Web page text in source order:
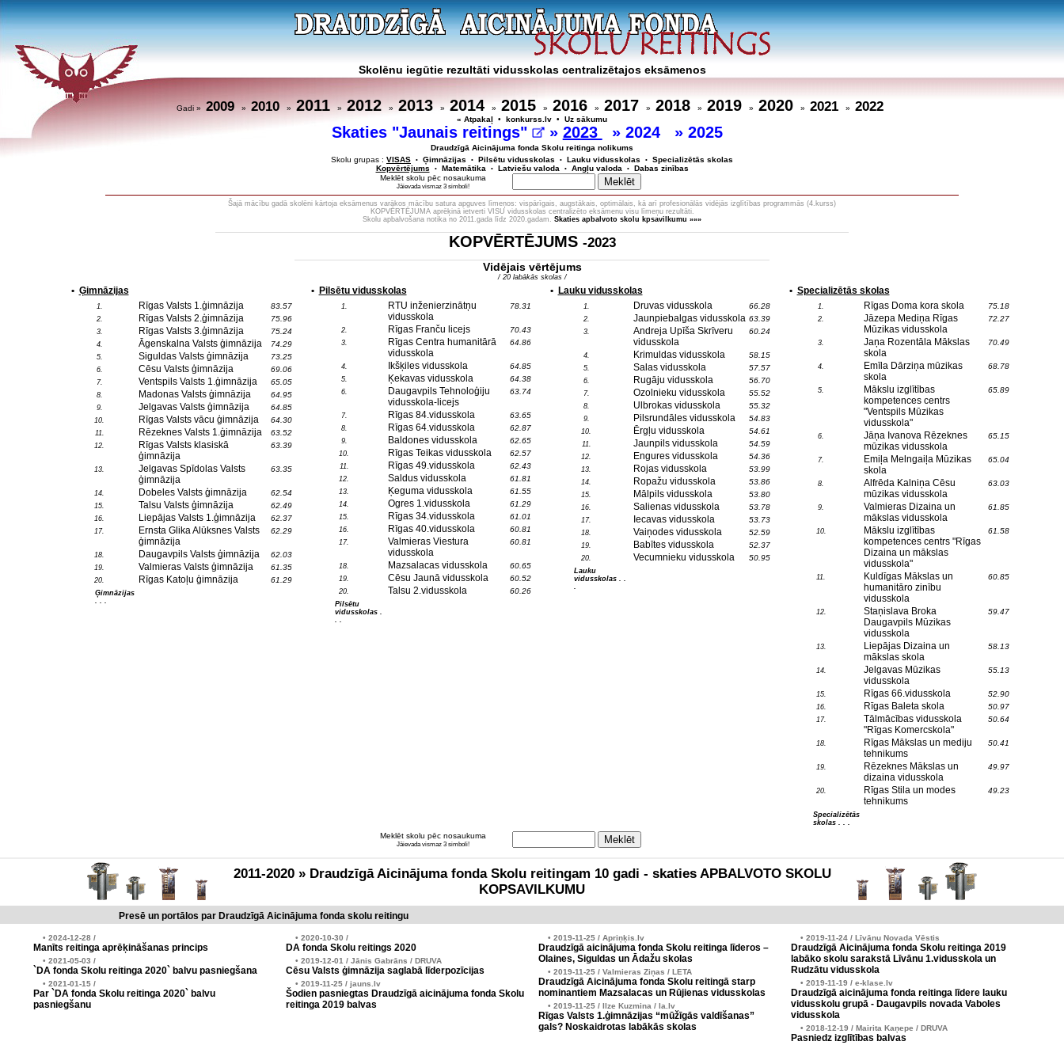
Skolēnu iegūtie rezultāti vidusskolas centralizētajos eksāmenos
Gadi » 2009 » 2010 » 2011 » 2012 » 2013 » 2014 » 2015 » 2016 » 2017 » 2018 » 2019 » 2020 » 2021 » 2022
« Atpakaļ • konkurss.lv • Uz sākumu
Skaties "Jaunais reitings" » 2023 » 2024 » 2025
Draudzīgā Aicinājuma fonda Skolu reitinga nolikums
Skolu grupas : VISAS • Ģimnāzijas • Pilsētu vidusskolas • Lauku vidusskolas • Specializētās skolas
Kopvērtējums
• Matemātika • Latviešu valoda • Angļu valoda •
Dabas zinības
Meklēt skolu pēc nosaukuma
Jāievada vismaz 3 simboli!
Šajā mācību gadā skolēni kārtoja eksāmenus varākos mācību satura apguves līmeņos: vispārīgais, augstākais, optimālais, kā arī profesionālās vidējās izglītības programmās (4.kurss)
KOPVĒRTĒJUMA aprēķinā ietverti VISU vidusskolas centralizēto eksāmenu visu līmeņu rezultāti.
Skolu apbalvošana notika no 2011.gada līdz 2020.gadam. Skaties apbalvoto skolu kpsavilkumu »»»
KOPVĒRTĒJUMS -2023
Vidējais vērtējums
/ 20 labākās skolas /
• Ģimnāzijas
1. Rīgas Valsts 1.ģimnāzija 83.57
2. Rīgas Valsts 2.ģimnāzija 75.96
3. Rīgas Valsts 3.ģimnāzija 75.24
4. Āgenskalna Valsts ģimnāzija 74.29
5. Siguldas Valsts ģimnāzija 73.25
6. Cēsu Valsts ģimnāzija 69.06
7. Ventspils Valsts 1.ģimnāzija 65.05
8. Madonas Valsts ģimnāzija 64.95
9. Jelgavas Valsts ģimnāzija 64.85
10. Rīgas Valsts vācu ģimnāzija 64.30
11. Rēzeknes Valsts 1.ģimnāzija 63.52
12.
Rīgas Valsts klasiskā
ģimnāzija
63.39
13.
Jelgavas Spīdolas Valsts
ģimnāzija
63.35
14. Dobeles Valsts ģimnāzija 62.54
15. Talsu Valsts ģimnāzija 62.49
16. Liepājas Valsts 1.ģimnāzija 62.37
17.
Ernsta Glika Alūksnes Valsts
ģimnāzija
62.29
18. Daugavpils Valsts ģimnāzija 62.03
19. Valmieras Valsts ģimnāzija 61.35
20. Rīgas Katoļu ģimnāzija 61.29
Ģimnāzijas
. . .
• Pilsētu vidusskolas
1.
RTU inženierzinātņu
vidusskola
78.31
2. Rīgas Franču licejs 70.43
3.
Rīgas Centra humanitārā
vidusskola
64.86
4. Ikšķiles vidusskola 64.85
5. Ķekavas vidusskola 64.38
6.
Daugavpils Tehnoloģiju
vidusskola-licejs
63.74
7. Rīgas 84.vidusskola 63.65
8. Rīgas 64.vidusskola 62.87
9. Baldones vidusskola 62.65
10. Rīgas Teikas vidusskola 62.57
11. Rīgas 49.vidusskola 62.43
12. Saldus vidusskola 61.81
13. Ķeguma vidusskola 61.55
14. Ogres 1.vidusskola 61.29
15. Rīgas 34.vidusskola 61.01
16. Rīgas 40.vidusskola 60.81
17.
Valmieras Viestura
vidusskola
60.81
18. Mazsalacas vidusskola 60.65
19. Cēsu Jaunā vidusskola 60.52
20. Talsu 2.vidusskola 60.26
Pilsētu
vidusskolas .
. .
• Lauku vidusskolas
1. Druvas vidusskola 66.28
2. Jaunpiebalgas vidusskola 63.39
3.
Andreja Upīša Skrīveru
vidusskola
60.24
4. Krimuldas vidusskola 58.15
5. Salas vidusskola 57.57
6. Rugāju vidusskola 56.70
7. Ozolnieku vidusskola 55.52
8. Ulbrokas vidusskola 55.32
9. Pilsrundāles vidusskola 54.83
10. Ērgļu vidusskola 54.61
11. Jaunpils vidusskola 54.59
12. Engures vidusskola 54.36
13. Rojas vidusskola 53.99
14. Ropažu vidusskola 53.86
15. Mālpils vidusskola 53.80
16. Salienas vidusskola 53.78
17. Iecavas vidusskola 53.73
18. Vaiņodes vidusskola 52.59
19. Babītes vidusskola 52.37
20. Vecumnieku vidusskola 50.95
Lauku
vidusskolas . .
.
• Specializētās skolas
1. Rīgas Doma kora skola 75.18
2.
Jāzepa Mediņa Rīgas
Mūzikas vidusskola
72.27
3.
Jaņa Rozentāla Mākslas
skola
70.49
4.
Emīla Dārziņa mūzikas
skola
68.78
5.
Mākslu izglītības
kompetences centrs
"Ventspils Mūzikas
vidusskola"
65.89
6.
Jāņa Ivanova Rēzeknes
mūzikas vidusskola
65.15
7.
Emiļa Melngaiļa Mūzikas
skola
65.04
8.
Alfrēda Kalniņa Cēsu
mūzikas vidusskola
63.03
9.
Valmieras Dizaina un
mākslas vidusskola
61.85
10.
Mākslu izglītības
kompetences centrs "Rīgas
Dizaina un mākslas
vidusskola"
61.58
11.
Kuldīgas Mākslas un
humanitāro zinību
vidusskola
60.85
12.
Staņislava Broka
Daugavpils Mūzikas
vidusskola
59.47
13.
Liepājas Dizaina un
mākslas skola
58.13
14.
Jelgavas Mūzikas
vidusskola
55.13
15. Rīgas 66.vidusskola 52.90
16. Rīgas Baleta skola 50.97
17.
Tālmācības vidusskola
"Rīgas Komercskola"
50.64
18.
Rīgas Mākslas un mediju
tehnikums
50.41
19.
Rēzeknes Mākslas un
dizaina vidusskola
49.97
20.
Rīgas Stila un modes
tehnikums
49.23
Specializētās
skolas . . .
Meklēt skolu pēc nosaukuma
Jāievada vismaz 3 simboli!
2011-2020 » Draudzīgā Aicinājuma fonda Skolu reitingam 10 gadi - skaties APBALVOTO SKOLU
KOPSAVILKUMU
Presē un portālos par Draudzīgā Aicinājuma fonda skolu reitingu
• 2024-12-28 /
Manīts reitinga aprēķināšanas princips
• 2021-05-03 /
`DA fonda Skolu reitinga 2020` balvu pasniegšana
• 2021-01-15 /
Par `DA fonda Skolu reitinga 2020` balvu
pasniegšanu
• 2020-10-30 /
DA fonda Skolu reitings 2020
• 2019-12-01 / Jānis Gabrāns / DRUVA
Cēsu Valsts ģimnāzija saglabā līderpozīcijas
• 2019-11-25 / jauns.lv
Šodien pasniegtas Draudzīgā aicinājuma fonda Skolu
reitinga 2019 balvas
• 2019-11-25 / Apriņķis.lv
Draudzīgā aicinājuma fonda Skolu reitinga līderos –
Olaines, Siguldas un Ādažu skolas
• 2019-11-25 / Valmieras Ziņas / LETA
Draudzīgā Aicinājuma fonda Skolu reitingā starp
nominantiem Mazsalacas un Rūjienas vidusskolas
• 2019-11-25 / Ilze Kuzmina / la.lv
Rīgas Valsts 1.ģimnāzijas “mūžīgās valdīšanas”
gals? Noskaidrotas labākās skolas
• 2019-11-24 / Līvānu Novada Vēstis
Draudzīgā Aicinājuma fonda Skolu reitinga 2019
labāko skolu sarakstā Līvānu 1.vidusskola un
Rudzātu vidusskola
• 2019-11-19 / e-klase.lv
Draudzīgā aicinājuma fonda reitinga līdere lauku
vidusskolu grupā - Daugavpils novada Vaboles
vidusskola
• 2018-12-19 / Mairita Kaņepe / DRUVA
Pasniedz izglītības balvas